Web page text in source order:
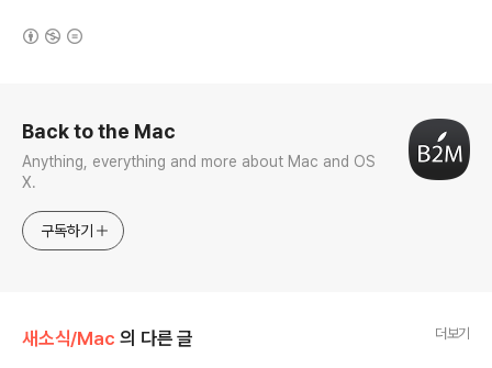
Back to the Mac
Anything, everything and more about Mac and OS
X.
구독하기
새소식/Mac 의 다른 글 더보기